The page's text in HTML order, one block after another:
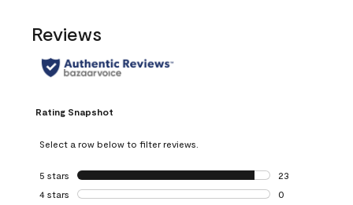
Reviews
Rating Snapshot
Select a row below to filter reviews.
5 stars stars
23
23 reviews with
4 stars stars
0